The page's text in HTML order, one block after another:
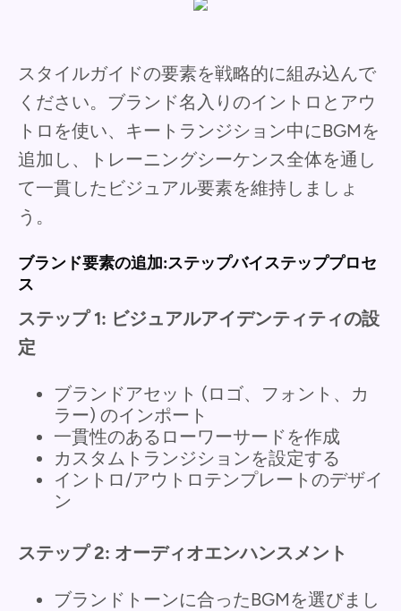
スタイルガイドの要素を戦略的に組み込んで
ください。ブランド名入りのイントロとアウ
トロを使い、キートランジション中にBGMを
追加し、トレーニングシーケンス全体を通し
て一貫したビジュアル要素を維持しましょ
う。
ブランド要素の追加:ステップバイステッププロセ
ス
ステップ 1: ビジュアルアイデンティティの設
定
ブランドアセット (ロゴ、フォント、カ
ラー) のインポート
一貫性のあるローワーサードを作成
カスタムトランジションを設定する
イントロ/アウトロテンプレートのデザイ
ン
ステップ 2: オーディオエンハンスメント
ブランドトーンに合ったBGMを選びまし